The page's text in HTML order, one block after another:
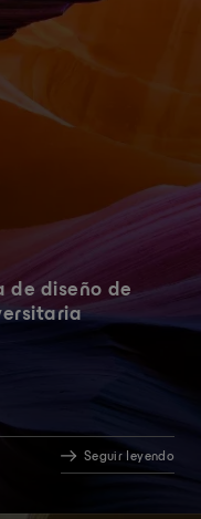
de diseño de
Seguir leyendo